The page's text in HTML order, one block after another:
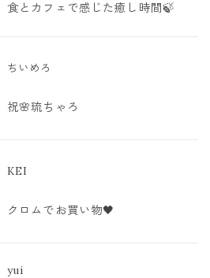
食とカフェで感じた癒し時間🍃
ちいめろ
祝🌸琉ちゃろ
KEI
クロムでお買い物🖤
yui